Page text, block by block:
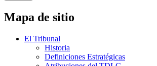
Mapa de sitio
El Tribunal
Historia
Definiciones Estratégicas